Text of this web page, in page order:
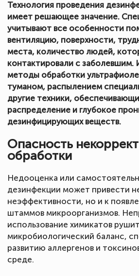
Технология проведения
имеет решающее значение.
учитывают все особенности
вентиляцию, поверхности,
места, количество людей,
контактировали с заболевшим.
методы обработки
туманом, распылением
другие техники,
распределение и глубокое
дезинфицирующих веществ.
Опасность
обработки
Недооценка или
дезинфекции может привести
неэффективности, но и к
штаммов микроорганизмов.
использование химикатов рушит
микробиологический баланс,
развитию аллергенов и
среде.